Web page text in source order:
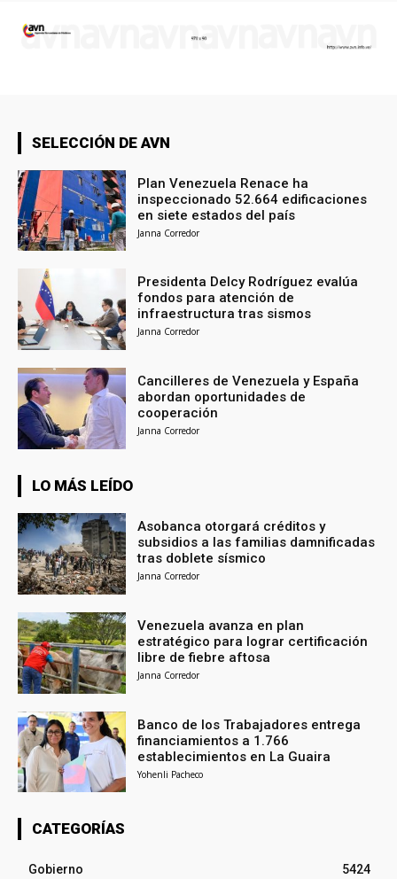
SELECCIÓN DE AVN
Plan Venezuela Renace ha
inspeccionado 52.664 edificaciones
en siete estados del país
Janna Corredor
Presidenta Delcy Rodríguez evalúa
fondos para atención de
infraestructura tras sismos
Janna Corredor
Cancilleres de Venezuela y España
abordan oportunidades de
cooperación
Janna Corredor
LO MÁS LEÍDO
Asobanca otorgará créditos y
subsidios a las familias damnificadas
tras doblete sísmico
Janna Corredor
Venezuela avanza en plan
estratégico para lograr certificación
libre de fiebre aftosa
Janna Corredor
Banco de los Trabajadores entrega
financiamientos a 1.766
establecimientos en La Guaira
Yohenli Pacheco
CATEGORÍAS
Gobierno
5424